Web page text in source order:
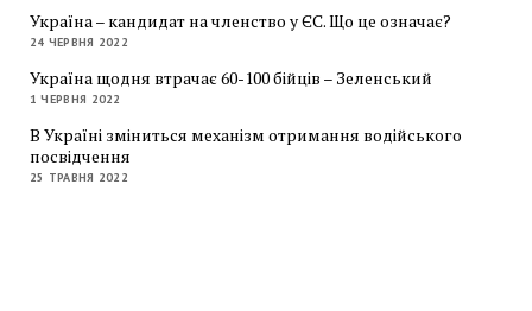
Україна – кандидат на членство у ЄС. Що це означає?
24 ЧЕРВНЯ 2022
Україна щодня втрачає 60-100 бійців – Зеленський
1 ЧЕРВНЯ 2022
В Україні зміниться механізм отримання водійського
посвідчення
25 ТРАВНЯ 2022